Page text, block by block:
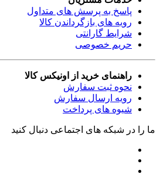
پاسخ به پرسش های متداول
رویه های بازگرداندن کالا
شرایط گارانتی
حریم خصوصی
راهنمای خرید از اونیکس کالا
نحوه ثبت سفارش
رویه ارسال سفارش
شیوه های پرداخت
ما را در شبکه های اجتماعی دنبال کنید